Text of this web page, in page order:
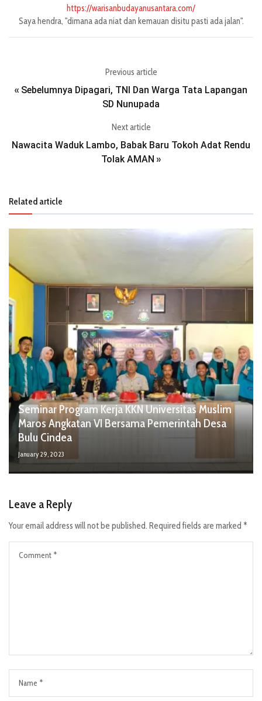
https://warisanbudayanusantara.com/
Saya hendra, "dimana ada niat dan kemauan disitu pasti ada jalan".
Previous article
« Sebelumnya Dipagari, TNI Dan Warga Tata Lapangan
SD Nunupada
Next article
Nawacita Waduk Lambo, Babak Baru Tokoh Adat Rendu
Tolak AMAN »
Related article
Seminar Program Kerja KKN Universitas Muslim
Maros Angkatan VI Bersama Pemerintah Desa
Bulu Cindea
January 29, 2023
Leave a Reply
Your email address will not be published. Required fields are marked *